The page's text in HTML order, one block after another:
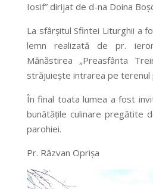
Iosif” dirijat de d-na Doina
La sfârșitul Sfintei Liturghii a
lemn realizată de pr.
Mănăstirea „Preasfânta
străjuiește intrarea pe terenul
În final toata lumea a fost
bunătățile culinare pregătite
parohiei.
Pr. Răzvan Oprişa